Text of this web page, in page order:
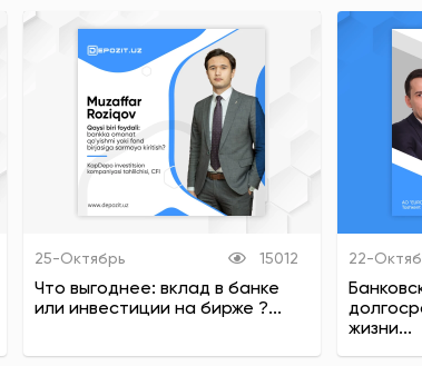
25-Октябрь 15012
Что выгоднее: вклад в банке
или инвестиции на бирже ?...
22-
жизни...